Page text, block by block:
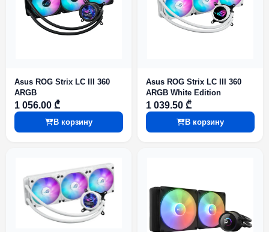
Asus ROG Strix LC III 360
ARGB
1 056.00 ₾
В корзину
Asus ROG Strix LC III 360
ARGB White Edition
1 039.50 ₾
В корзину